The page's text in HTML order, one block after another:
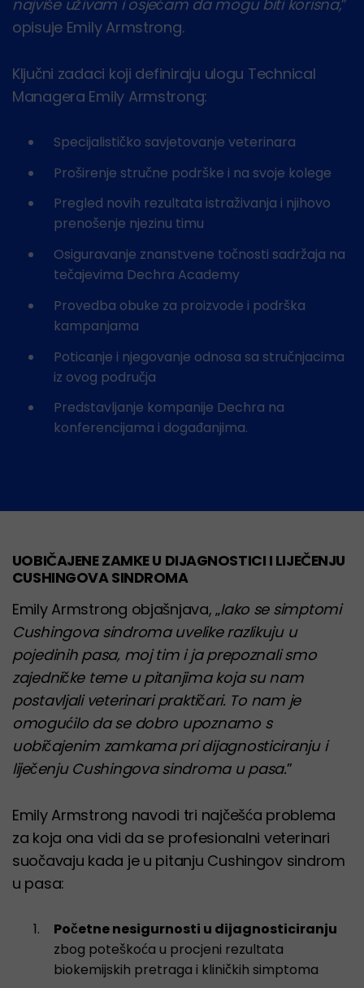
najviše uživam i osjećam da mogu biti korisna,”
opisuje Emily Armstrong.
Ključni zadaci koji definiraju ulogu Technical
Managera Emily Armstrong:
Specijalističko savjetovanje veterinara
Proširenje stručne podrške i na svoje kolege
Pregled novih rezultata istraživanja i njihovo
prenošenje njezinu timu
Osiguravanje znanstvene točnosti sadržaja na
tečajevima Dechra Academy
Provedba obuke za proizvode i podrška
kampanjama
Poticanje i njegovanje odnosa sa stručnjacima
iz ovog područja
Predstavljanje kompanije Dechra na
konferencijama i događanjima.
UOBIČAJENE ZAMKE U DIJAGNOSTICI I LIJEČENJU
CUSHINGOVA SINDROMA
Emily Armstrong objašnjava, „Iako se simptomi
Cushingova sindroma uvelike razlikuju u
pojedinih pasa, moj tim i ja prepoznali smo
zajedničke teme u pitanjima koja su nam
postavljali veterinari praktičari. To nam je
omogućilo da se dobro upoznamo s
uobičajenim zamkama pri dijagnosticiranju i
liječenju Cushingova sindroma u pasa.”
Emily Armstrong navodi tri najčešća problema
za koja ona vidi da se profesionalni veterinari
suočavaju kada je u pitanju Cushingov sindrom
u pasa:
Početne nesigurnosti u dijagnosticiranju
zbog poteškoća u procjeni rezultata
biokemijskih pretraga i kliničkih simptoma